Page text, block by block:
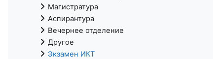
Магистратура
Аспирантура
Вечернее отделение
Другое
Экзамен ИКТ